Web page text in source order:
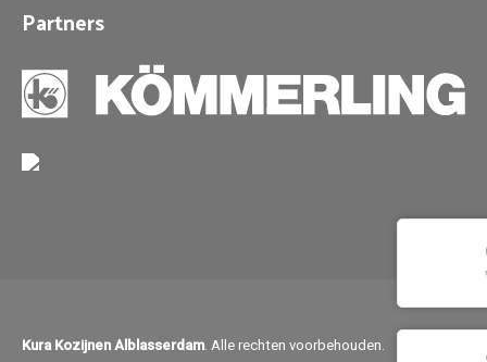
Partners
Kura Kozijnen Alblasserdam. Alle rechten voorbehouden.